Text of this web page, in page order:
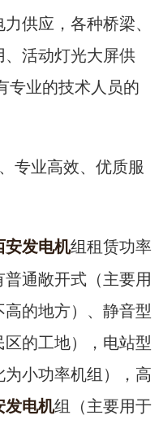
供应，各种桥梁、
活动灯光大屏供
专业的技术人员的
专业高效、优质服
安发电机组租赁功率
通敞开式（主要用
的地方）、静音型
区的工地），电站型
为小功率机组），高
发电机组（主要用于